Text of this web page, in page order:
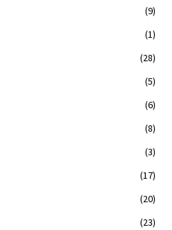
(9)
(1)
(28)
(5)
(6)
(8)
(3)
(17)
(20)
(23)